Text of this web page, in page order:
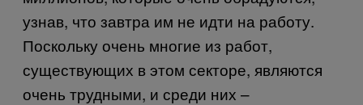
узнав, что завтра им не идти на работу.
Поскольку очень многие из работ,
существующих в этом секторе, являются
очень трудными, и среди них –